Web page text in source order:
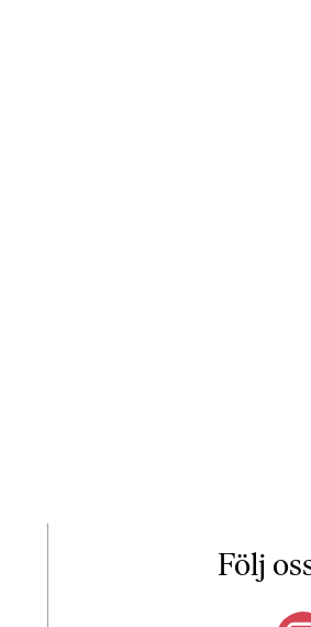
Följ